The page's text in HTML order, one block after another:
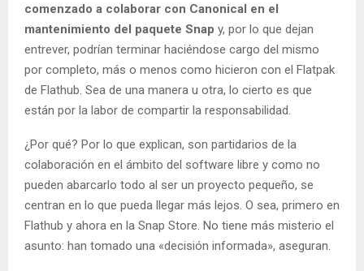
comenzado a colaborar con Canonical en el
mantenimiento del paquete Snap y, por lo que dejan
entrever, podrían terminar haciéndose cargo del mismo
por completo, más o menos como hicieron con el Flatpak
de Flathub. Sea de una manera u otra, lo cierto es que
están por la labor de compartir la responsabilidad.
¿Por qué? Por lo que explican, son partidarios de la
colaboración en el ámbito del software libre y como no
pueden abarcarlo todo al ser un proyecto pequeño, se
centran en lo que pueda llegar más lejos. O sea, primero en
Flathub y ahora en la Snap Store. No tiene más misterio el
asunto: han tomado una «decisión informada», aseguran.